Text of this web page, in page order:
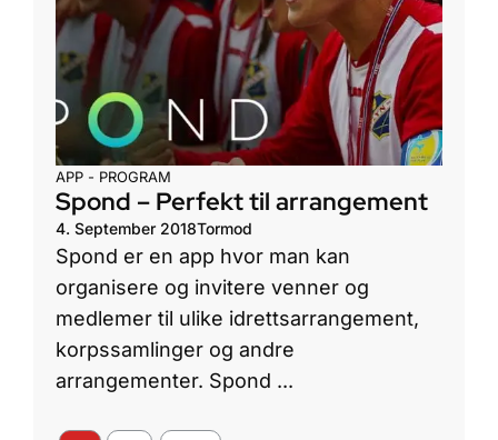
APP - PROGRAM
Spond – Perfekt til arrangement
4. September 2018Tormod
Spond er en app hvor man kan
organisere og invitere venner og
medlemer til ulike idrettsarrangement,
korpssamlinger og andre
arrangementer. Spond ...